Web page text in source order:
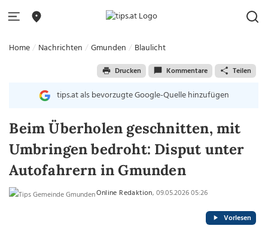
Home Nachrichten Gmunden Blaulicht
Drucken Kommentare Teilen
tips.at als bevorzugte Google-Quelle hinzufügen
Beim Überholen geschnitten, mit
Umbringen bedroht: Disput unter
Autofahrern in Gmunden
Online Redaktion, 09.05.2026 05:26
Vorlesen